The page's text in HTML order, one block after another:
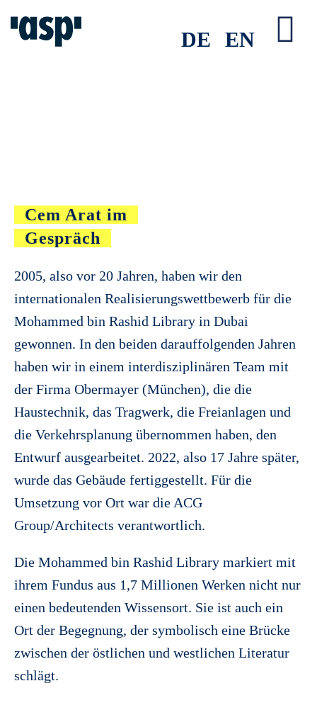
Inhalt
DE EN
Cem Arat im
Gespräch
2005, also vor 20 Jahren, haben wir den
internationalen Realisierungswettbewerb für die
Mohammed bin Rashid Library in Dubai
gewonnen. In den beiden darauffolgenden Jahren
haben wir in einem interdisziplinären Team mit
der Firma Obermayer (München), die die
Haustechnik, das Tragwerk, die Freianlagen und
die Verkehrsplanung übernommen haben, den
Entwurf ausgearbeitet. 2022, also 17 Jahre später,
wurde das Gebäude fertiggestellt. Für die
Umsetzung vor Ort war die ACG
Group/Architects verantwortlich.
Die Mohammed bin Rashid Library markiert mit
ihrem Fundus aus 1,7 Millionen Werken nicht nur
einen bedeutenden Wissensort. Sie ist auch ein
Ort der Begegnung, der symbolisch eine Brücke
zwischen der östlichen und westlichen Literatur
schlägt.